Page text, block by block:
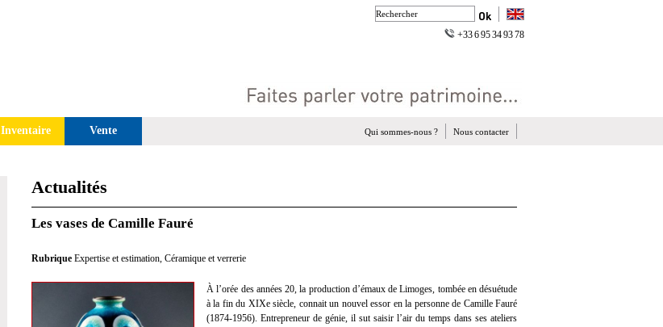
+33 6 95 34 93 78
Inventaire Vente Nous contacter
Qui sommes-nous ?
Actualités
Les vases de Camille Fauré
Rubrique Expertise et estimation, Céramique et verrerie
À l’orée des années 20, la production d’émaux de Limoges, tombée en désuétude
à la fin du XIXe siècle, connait un nouvel essor en la personne de Camille Fauré
(1874-1956). Entrepreneur de génie, il sut saisir l’air du temps dans ses ateliers